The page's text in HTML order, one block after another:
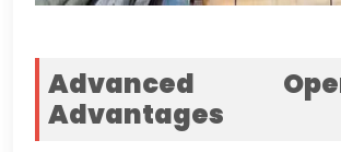
Advanced
Advantages